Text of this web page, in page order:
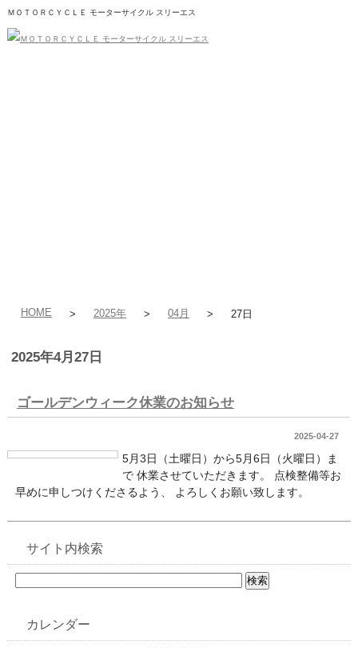
ＭＯＴＯＲＣＹＣＬＥ モーターサイクル スリーエス
HOME > 2025年 > 04月 > 27日
2025年4月27日
ゴールデンウィーク休業のお知らせ
2025-04-27
5月3日（土曜日）から5月6日（火曜日）ま
で 休業させていただきます。 点検整備等お
早めに申しつけくださるよう、 よろしくお願い致します。
サイト内検索
カレンダー